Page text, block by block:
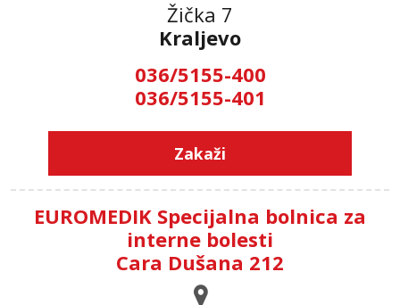
Žička 7
Kraljevo
036/5155-400
036/5155-401
Zakaži
EUROMEDIK Specijalna bolnica za
interne bolesti
Cara Dušana 212